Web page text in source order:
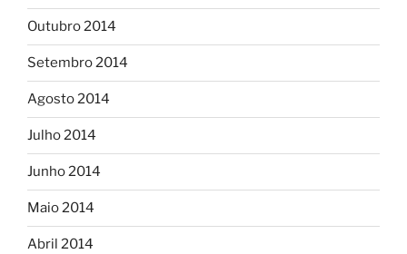
Outubro 2014
Setembro 2014
Agosto 2014
Julho 2014
Junho 2014
Maio 2014
Abril 2014